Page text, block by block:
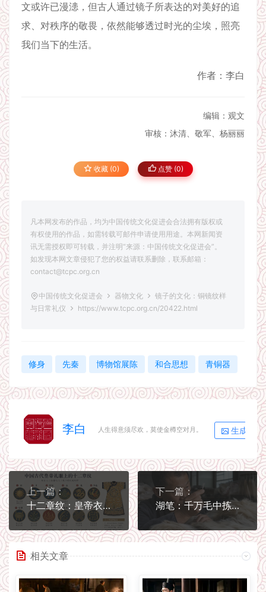
文或许已漫漶，但古人通过镜子所表达的对美好的追
求、对秩序的敬畏，依然能够透过时光的尘埃，照亮
我们当下的生活。
作者：李白
编辑：观文
审核：沐清、敬军、杨丽丽
收藏 (0) 点赞 (0)
凡本网发布的作品，均为中国传统文化促进会合法拥有版权或
有权使用的作品，如需转载可邮件申请使用用途。本网新闻资
讯无需授权即可转载，并注明“来源：中国传统文化促进会”。
如发现本网文章侵犯了您的权益请联系删除，联系邮箱：
contact@tcpc.org.cn
中国传统文化促进会 器物文化
镜子的文化：铜镜纹样
与日常礼仪
https://www.tcpc.org.cn/20422.html
修身 先秦 博物馆展陈 和合思想 青铜器
李白 人生得意须尽欢，莫使金樽空对月。 生成海报
上一篇：
十二章纹：皇帝衣服上的宇宙
下一篇：
湖笔：千万毛中拣一毫
相关文章